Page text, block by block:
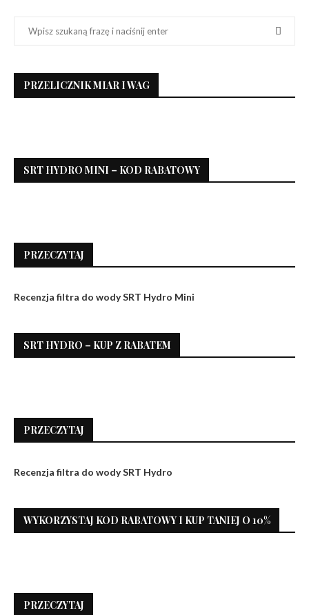
PRZELICZNIK MIAR I WAG
SRT HYDRO MINI – KOD RABATOWY
PRZECZYTAJ
Recenzja filtra do wody SRT Hydro Mini
SRT HYDRO – KUP Z RABATEM
PRZECZYTAJ
Recenzja filtra do wody SRT Hydro
WYKORZYSTAJ KOD RABATOWY I KUP TANIEJ O 10%
PRZECZYTAJ